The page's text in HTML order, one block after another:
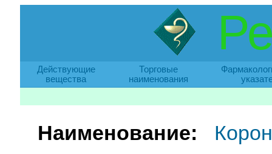
Действующие
вещества
Торговые
наименования
Наименование: